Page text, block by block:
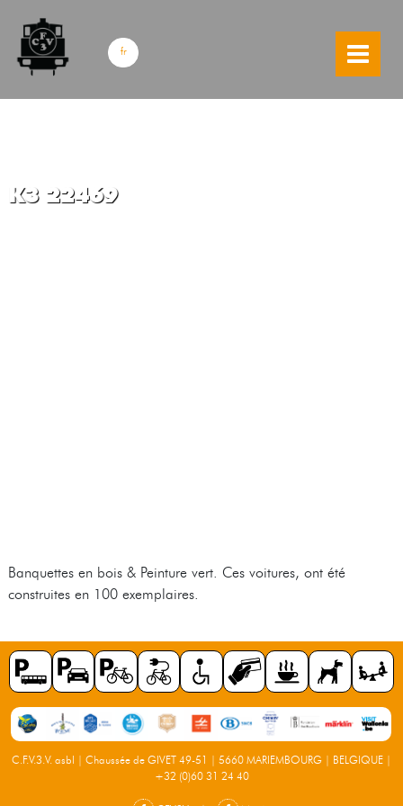
skip to content
fr
K3 22469
Banquettes en bois & Peinture vert. Ces voitures, ont été
construites en 100 exemplaires.
C.F.V.3.V. asbl | Chaussée de GIVET 49-51 | 5660 MARIEMBOURG | BELGIQUE |
+32 (0)60 31 24 40